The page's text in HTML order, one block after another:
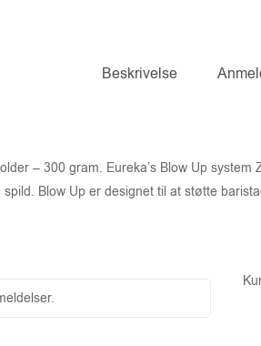
Beskrivelse
– 300 gram. Eureka’s Blow Up
Blow Up er designet til at støtte